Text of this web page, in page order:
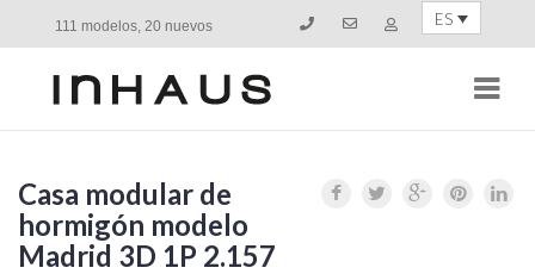
111 modelos, 20 nuevos ES
Casa modular de
hormigón modelo
Madrid 3D 1P 2.157